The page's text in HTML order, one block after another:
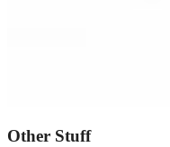
Other Stuff